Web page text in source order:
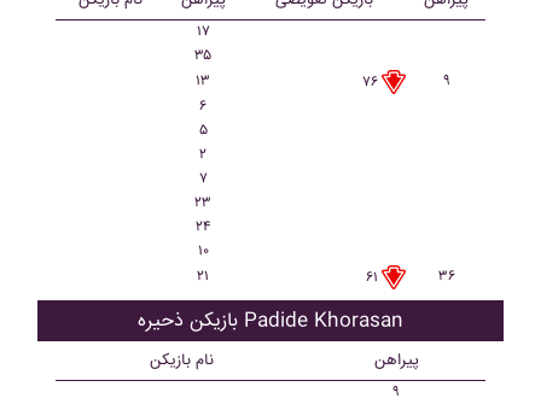
۱۷
۳۵
۱۳
۷۶
۹
۶
۵
۲
۷
۲۳
۲۴
۱۰
۲۱
۶۱ ۳۶
بازیکن ذحیره Padide Khorasan
نام بازیکن پیراهن
۹